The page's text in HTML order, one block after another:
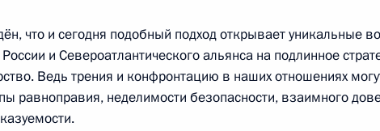
2012 года, среда
по экономическим вопросам
что и сегодня подобный подход открывает уникальные
и Североатлантического альянса на подлинное
Ведь трения и конфронтацию в наших отношениях
равноправия, неделимости безопасности, взаимного